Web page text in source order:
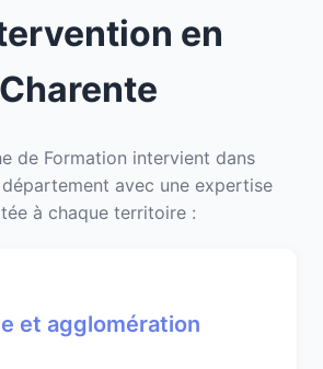
en
Charente
de Formation intervient dans
avec une expertise
à chaque territoire :
et agglomération